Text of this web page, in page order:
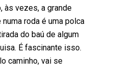
às vezes, a grande
roda é uma polca
do baú de algum
É fascinante isso.
caminho, vai se